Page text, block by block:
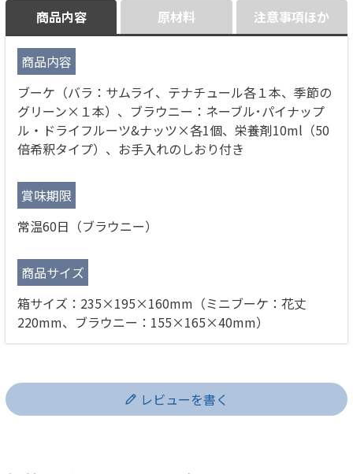
商品内容
商品内容
ブーケ（バラ：サムライ、テナチュール各１本、季節の
グリーン×１本）、ブラウニー：ネーブル･パイナップ
ル・ドライフルーツ&ナッツ×各1個、栄養剤10ml（50
倍希釈タイプ）、お手入れのしおり付き
賞味期限
常温60日（ブラウニー）
商品サイズ
箱サイズ：235×195×160mm（ミニブーケ：花丈
220mm、ブラウニー：155×165×40mm）
原材料 注意事項ほか
レビューを書く